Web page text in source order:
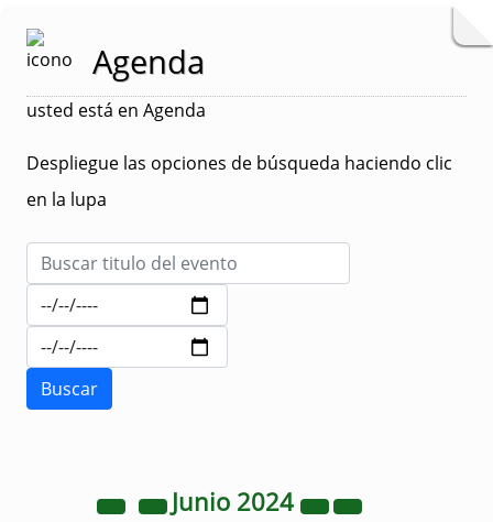
Agenda
usted está en Agenda
Despliegue las opciones de búsqueda haciendo clic
en la lupa
Junio 2024